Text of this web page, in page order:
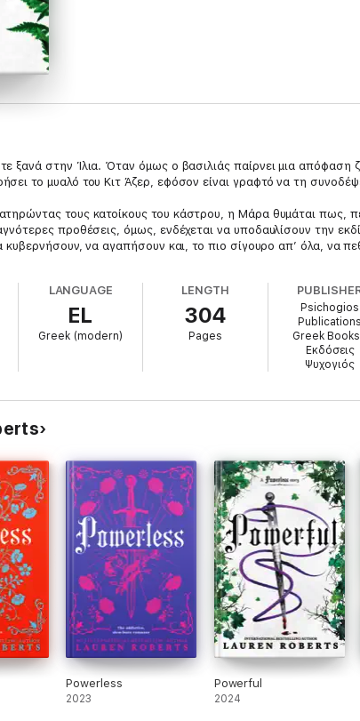
ξανά στην Ίλια. Όταν όμως ο βασιλιάς παίρνει μια απόφαση
το μυαλό του Κιτ Άζερ, εφόσον είναι γραφτό να τη
τους κατοίκους του κάστρου, η Μάρα θυμάται πως,
προθέσεις, όμως, ενδέχεται να υποδαυλίσουν την
κυβερνήσουν, να αγαπήσουν και, το πιο σίγουρο απ’ όλα, να
LANGUAGE
EL
Greek (modern)
LENGTH
304
Pages
Psichogios
Publications
Greek
Εκδόσεις
Ψυχογιός
Powerless
2023
Powerful
2024